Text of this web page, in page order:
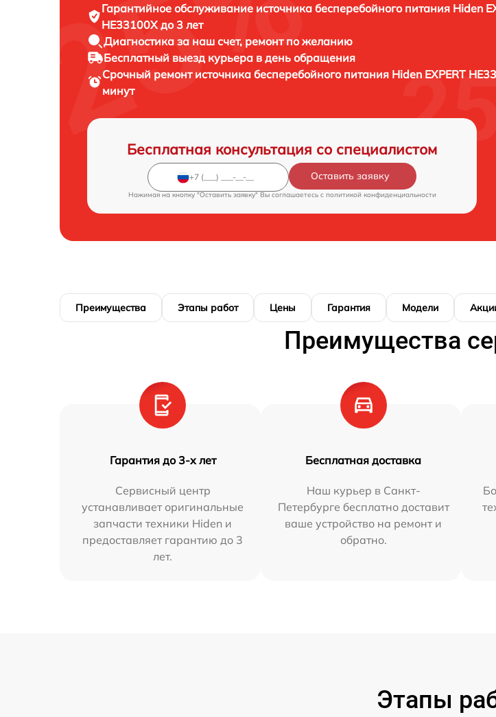
Гарантийное обслуживание источника бесперебойного питания Hiden
HE33100X до 3 лет
Диагностика за наш счет, ремонт по желанию
Бесплатный выезд курьера в день обращения
Срочный ремонт источника бесперебойного питания Hiden EXPERT
минут
Бесплатная консультация со специалистом
Оставить заявку
Нажимая на кнопку "Оставить заявку" Вы соглашаетесь c политикой конфиденциальности
Преимущества Этапы работ Цены Гарантия Модели
Преимущества
Гарантия до 3-х лет
Сервисный центр
устанавливает оригинальные
запчасти техники Hiden и
предоставляет гарантию до 3
лет.
Бесплатная доставка
Наш курьер в Санкт-
Петербурге бесплатно доставит
ваше устройство на ремонт и
обратно.
Этапы